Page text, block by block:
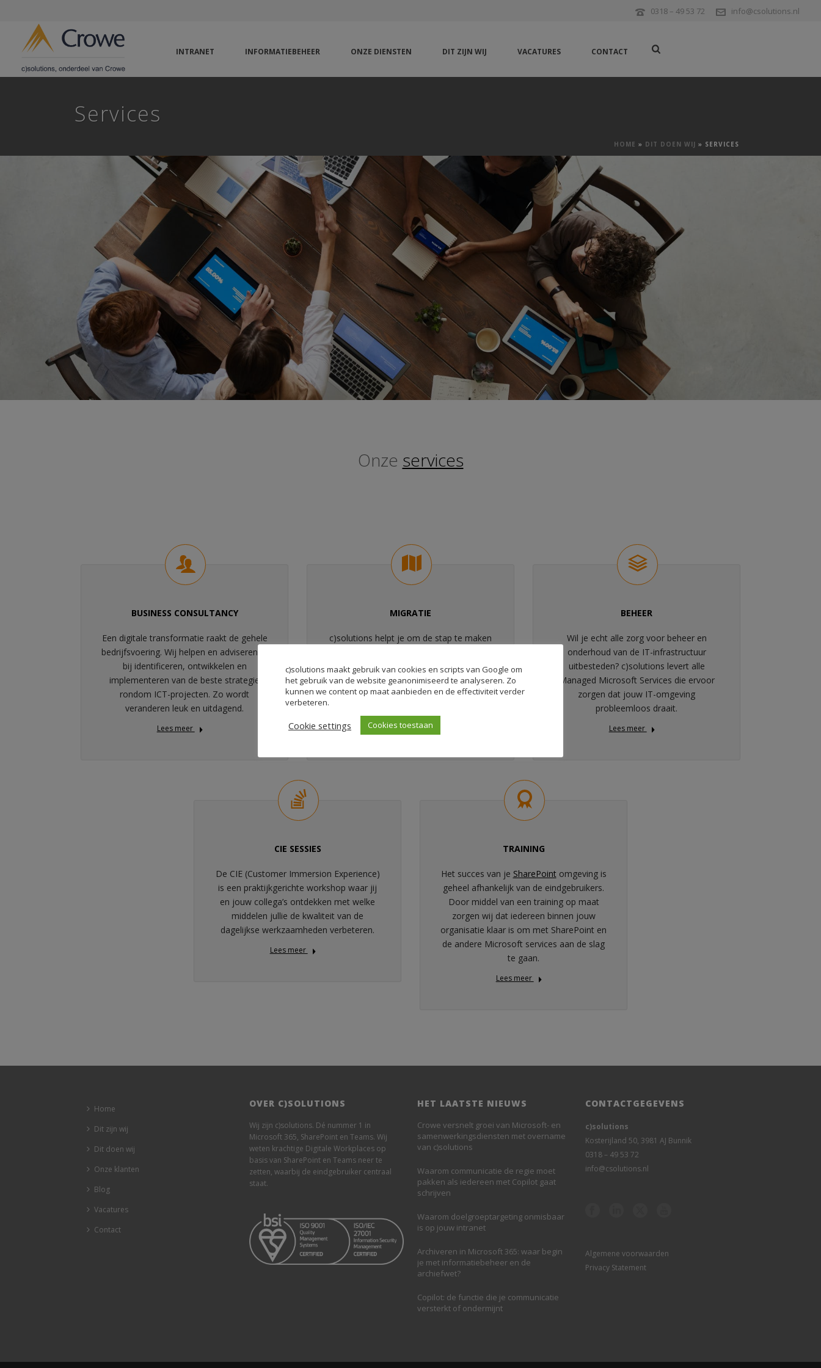
0318 – 49 53 72 info@csolutions.nl
INTRANET INFORMATIEBEHEER ONZE DIENSTEN DIT ZIJN WIJ VACATURES CONTACT
Services
HOME » DIT DOEN WIJ » SERVICES
Onze services
BUSINESS CONSULTANCY
Een digitale transformatie raakt de gehele
bedrijfsvoering. Wij helpen en adviseren je
bij identificeren, ontwikkelen en
implementeren van de beste strategie
rondom ICT-projecten. Zo wordt
veranderen leuk en uitdagend.
Lees meer
MIGRATIE
c)solutions helpt je om de stap te maken
schaalbaarheid. We begeleiden jouw
migratie, waarmee we voorkomen dat er
bestanden verloren gaan of eventuele
Lees meer
BEHEER
Wil je echt alle zorg voor beheer en
onderhoud van de IT-infrastructuur
uitbesteden? c)solutions levert alle
Managed Microsoft Services die ervoor
zorgen dat jouw IT-omgeving
probleemloos draait.
Lees meer
CIE SESSIES
De CIE (Customer Immersion Experience)
is een praktijkgerichte workshop waar jij
en jouw collega’s ontdekken met welke
middelen jullie de kwaliteit van de
dagelijkse werkzaamheden verbeteren.
Lees meer
TRAINING
Het succes van je SharePointomgeving is
geheel afhankelijk van de eindgebruikers.
Door middel van een training op maat
zorgen wij dat iedereen binnen jouw
organisatie klaar is om met SharePoint en
de andere Microsoft services aan de slag
te gaan.
Lees meer
Home
Dit zijn wij
Dit doen wij
Onze klanten
Blog
Vacatures
Contact
OVER C)SOLUTIONS
Wij zijn c)solutions. Dé nummer 1 in
Microsoft 365, SharePoint en Teams. Wij
weten krachtige Digitale Workplaces op
basis van SharePoint en Teams neer te
zetten, waarbij de eindgebruiker centraal
staat.
HET LAATSTE NIEUWS
Crowe versnelt groei van Microsoft- en
samenwerkingsdiensten met overname
van c)solutions
Waarom communicatie de regie moet
pakken als iedereen met Copilot gaat
schrijven
Waarom doelgroeptargeting onmisbaar
is op jouw intranet
Archiveren in Microsoft 365: waar begin
je met informatiebeheer en de
archiefwet?
Copilot: de functie die je communicatie
versterkt of ondermijnt
CONTACTGEGEVENS
c)solutions
Kosterijland 50, 3981 AJ Bunnik
0318 – 49 53 72
info@csolutions.nl
Algemene voorwaarden
Privacy Statement
c)solutions maakt gebruik van cookies en scripts van Google om
het gebruik van de website geanonimiseerd te analyseren. Zo
kunnen we content op maat aanbieden en de effectiviteit verder
verbeteren.
Cookie settings Cookies toestaan